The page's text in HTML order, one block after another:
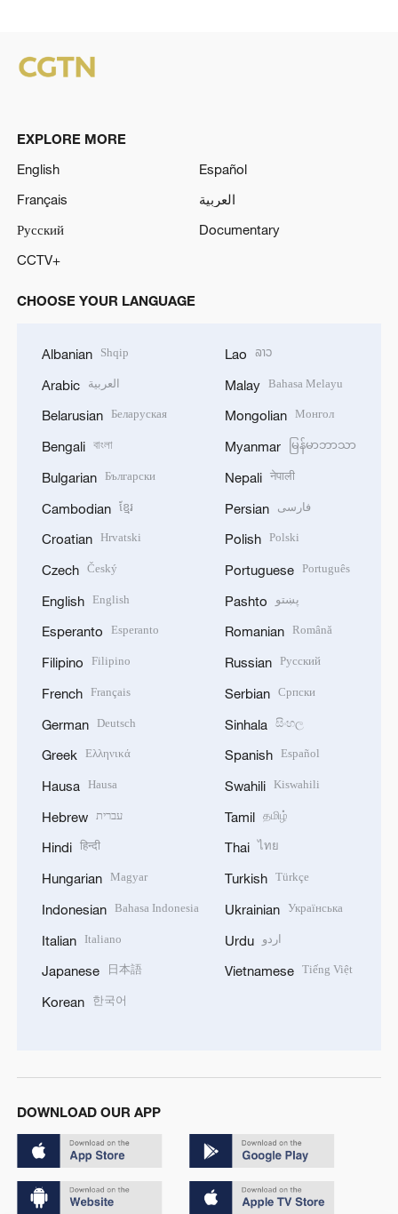
EXPLORE MORE
English
Español
Français
العربية
Русский
Documentary
CCTV+
CHOOSE YOUR LANGUAGE
Albanian Shqip
Arabic العربية
Belarusian Беларуская
Bengali বাংলা
Bulgarian Български
Cambodian ខ្មែរ
Croatian Hrvatski
Czech Český
English English
Esperanto Esperanto
Filipino Filipino
French Français
German Deutsch
Greek Ελληνικά
Hausa Hausa
Hebrew עברית
Hindi हिन्दी
Hungarian Magyar
Indonesian Bahasa Indonesia
Italian Italiano
Japanese 日本語
Korean 한국어
Lao ລາວ
Malay Bahasa Melayu
Mongolian Монгол
Myanmar မြန်မာဘာသာ
Nepali नेपाली
Persian فارسی
Polish Polski
Portuguese Português
Pashto پښتو
Romanian Română
Russian Русский
Serbian Српски
Sinhala සිංහල
Spanish Español
Swahili Kiswahili
Tamil தமிழ்
Thai ไทย
Turkish Türkçe
Ukrainian Українська
Urdu اردو
Vietnamese Tiếng Việt
DOWNLOAD OUR APP